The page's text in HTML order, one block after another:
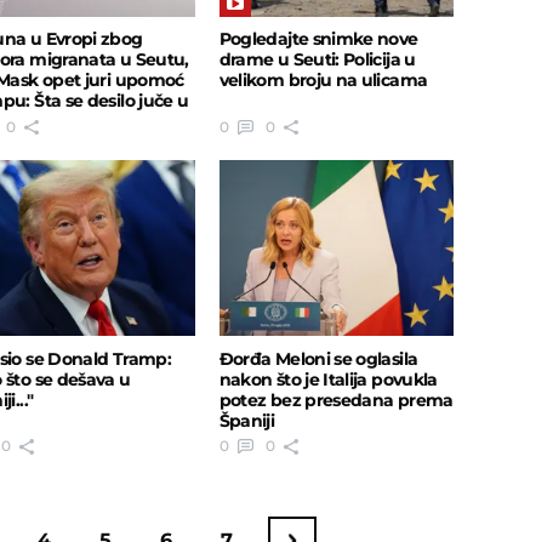
u Evropi zbog
migranata u Seutu,
opet juri upomoć
Šta se desilo juče u
0
Pogledajte snimke nove
drame u Seuti: Policija u
velikom broju na ulicama
0 0
se Donald Tramp:
što se dešava u
0
Đorđa Meloni se oglasila
nakon što je Italija povukla
potez bez presedana prema
Španiji
0 0